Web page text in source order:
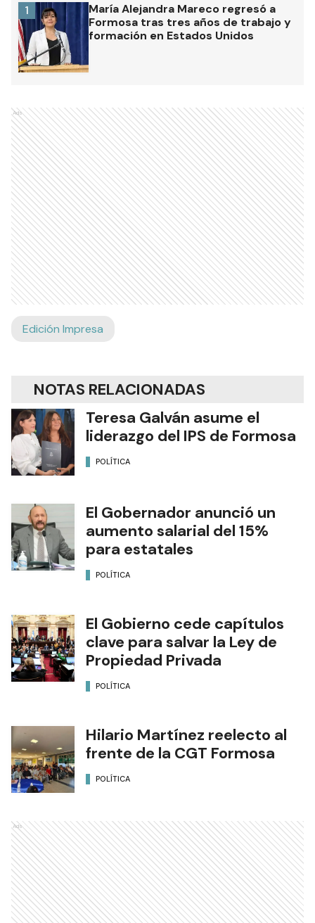
María Alejandra Mareco regresó a
Formosa tras tres años de trabajo y
formación en Estados Unidos
1
Ads
Edición Impresa
NOTAS RELACIONADAS
Teresa Galván asume el
liderazgo del IPS de Formosa
POLÍTICA
El Gobernador anunció un
aumento salarial del 15%
para estatales
POLÍTICA
El Gobierno cede capítulos
clave para salvar la Ley de
Propiedad Privada
POLÍTICA
Hilario Martínez reelecto al
frente de la CGT Formosa
POLÍTICA
Ads